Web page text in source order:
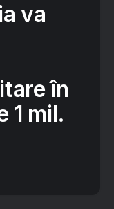
va
în
1 mil.